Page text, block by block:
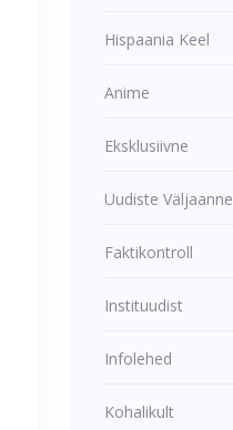
Hispaania Keel
Anime
Eksklusiivne
Uudiste Väljaanne
Faktikontroll
Instituudist
Infolehed
Kohalikult